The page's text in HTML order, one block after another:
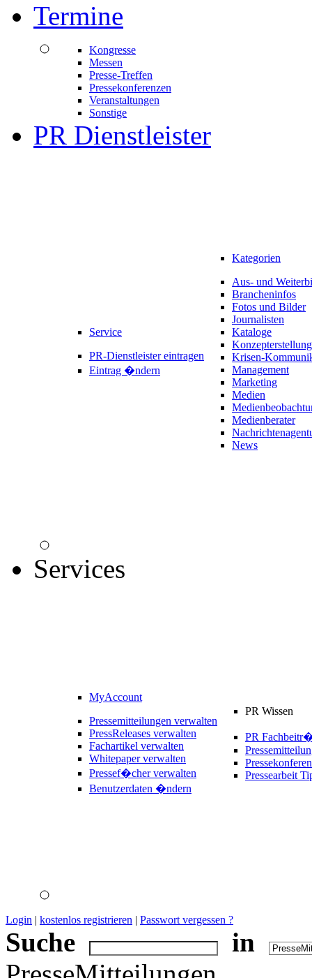
Termine
Kongresse
Messen
Presse-Treffen
Pressekonferenzen
Veranstaltungen
Sonstige
PR Dienstleister
Service
PR-Dienstleister eintragen
Eintrag �ndern
Kategorien
Aus- und
Brancheninfos
Fotos und Bilder
Journalisten
Kataloge
Konzepterstellung
Krisen-
Management
Marketing
Medien
Medienberater
News
Services
MyAccount
Pressemitteilungen verwalten
PressReleases verwalten
Fachartikel verwalten
Whitepaper verwalten
Pressef�cher verwalten
Benutzerdaten �ndern
PR Wissen
PR
Pressearbeit
Login | kostenlos registrieren | Passwort vergessen ?
Suche
in